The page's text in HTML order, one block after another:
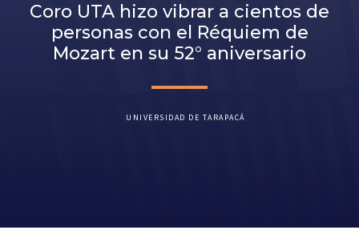
Coro UTA hizo vibrar a cientos de
personas con el Réquiem de
Mozart en su 52° aniversario
UNIVERSIDAD DE TARAPACÁ